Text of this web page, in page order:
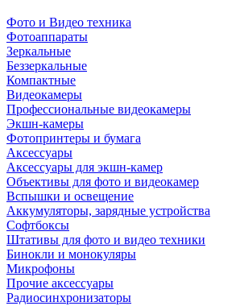
Фото и Видео техника
Фотоаппараты
Зеркальные
Беззеркальные
Компактные
Видеокамеры
Профессиональные видеокамеры
Экшн-камеры
Фотопринтеры и бумага
Аксессуары
Аксессуары для экшн-камер
Объективы для фото и видеокамер
Вспышки и освещение
Аккумуляторы, зарядные устройства
Софтбоксы
Штативы для фото и видео техники
Бинокли и монокуляры
Микрофоны
Прочие аксессуары
Радиосинхронизаторы